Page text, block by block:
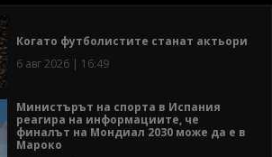
Когато футболистите станат актьори
6 авг 2026 | 16:49
Министърът на спорта в Испания
реагира на информациите, че
финалът на Мондиал 2030 може да е в
Мароко